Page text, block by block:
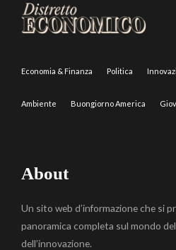
Economia & Finanza Politica
Ambiente Buongiorno America
About
Un sito web d’informazione che si
panoramica completa sul mondo
dell’innovazione.